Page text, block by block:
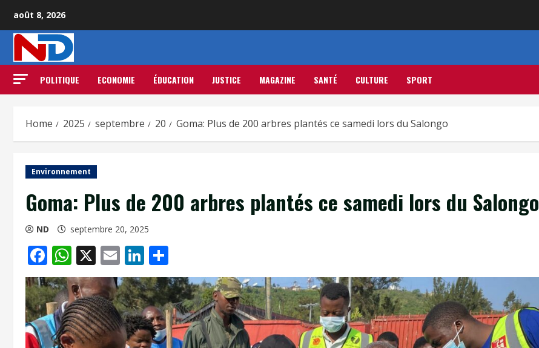
août 8, 2026
POLITIQUE ECONOMIE ÉDUCATION JUSTICE MAGAZINE SANTÉ CULTURE SPORT
Home 2025 septembre 20 Goma: Plus de 200 arbres plantés ce samedi lors du Salongo
Environnement
Goma: Plus de 200 arbres plantés ce samedi lors du Salongo
ND septembre 20, 2025
Facebook
WhatsApp
X EmailLinkedIn